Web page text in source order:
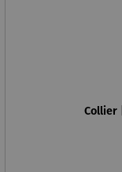
Collier